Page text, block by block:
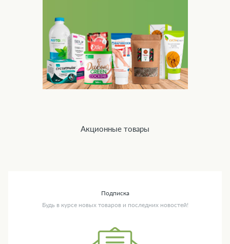
Акционные товары
Подписка
Будь в курсе новых товаров и последних новостей!